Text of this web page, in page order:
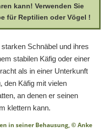
kann! Verwenden Sie
für Reptilien oder Vögel !
Schnäbel und ihres
stabilen Käfig oder einer
als in einer Unterkunft
den Käfig mit vielen
an denen er seinen
klettern kann.